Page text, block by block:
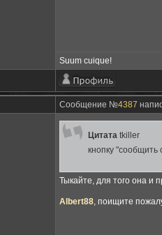
Suum cuique!
Сообщение №4387
Цитата tkiller
кнопку "сообщить
Тыкайте, для того она и
Albert88, поищите